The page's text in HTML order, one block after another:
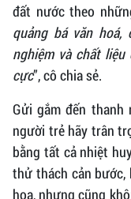
đất nước theo
quảng bá văn
nghiệm và chất
cực”, cô chia sẻ.
Gửi gắm đến thanh
người trẻ hãy trân
bằng tất cả nhiệt
thử thách cản
hoa, nhưng cũng